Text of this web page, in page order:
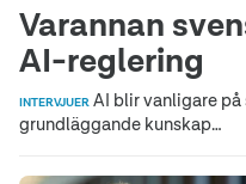
Varannan
AI-reglering
INTERVJUER AI blir vanligare
grundläggande kunskap…